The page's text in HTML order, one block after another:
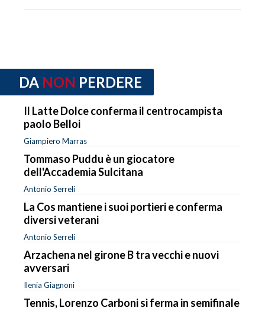
DA NON PERDERE
Il Latte Dolce conferma il centrocampista
paolo Belloi
Giampiero Marras
Tommaso Puddu è un giocatore
dell'Accademia Sulcitana
Antonio Serreli
La Cos mantiene i suoi portieri e conferma
diversi veterani
Antonio Serreli
Arzachena nel girone B tra vecchi e nuovi
avversari
Ilenia Giagnoni
Tennis, Lorenzo Carboni si ferma in semifinale